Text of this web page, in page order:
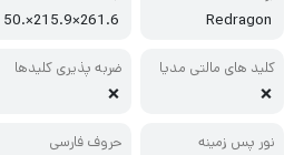
Redragon
261.6×215.9×50.
کلید های مالتی مدیا
❌
ضربه ‌پذیری کلیدها
❌
نور پس زمینه
حروف فارسی